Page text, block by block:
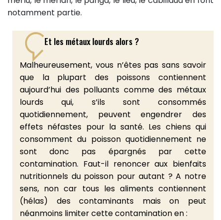
notamment partie.
Et les métaux lourds alors ?
Malheureusement, vous n’êtes pas sans savoir
que la plupart des poissons contiennent
aujourd’hui des polluants comme des métaux
lourds qui, s’ils sont consommés
quotidiennement, peuvent engendrer des
effets néfastes pour la santé. Les chiens qui
consomment du poisson quotidiennement ne
sont donc pas épargnés par cette
contamination. Faut-il renoncer aux bienfaits
nutritionnels du poisson pour autant ? A notre
sens, non car tous les aliments contiennent
(hélas) des contaminants mais on peut
néanmoins limiter cette contamination en :